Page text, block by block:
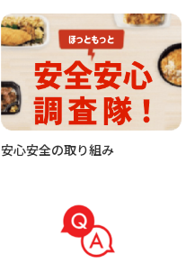
安心安全の取り組み